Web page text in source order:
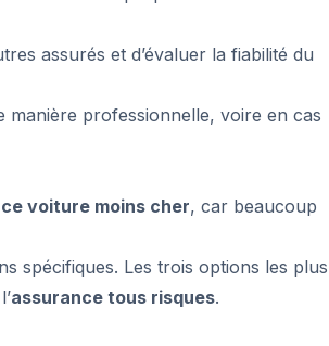
assurés et d’évaluer la fiabilité du
manière professionnelle, voire en cas
voiture moins cher, car beaucoup
spécifiques. Les trois options les plus
assurance tous risques.